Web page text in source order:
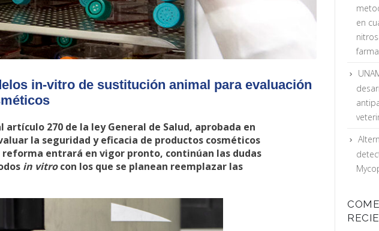
in-vitro de sustitución animal para evaluación
artículo 270 de la ley General de Salud, aprobada en
la seguridad y eficacia de productos cosméticos
reforma entrará en vigor pronto, continúan las dudas
in vitrocon los que se planean reemplazar las
en